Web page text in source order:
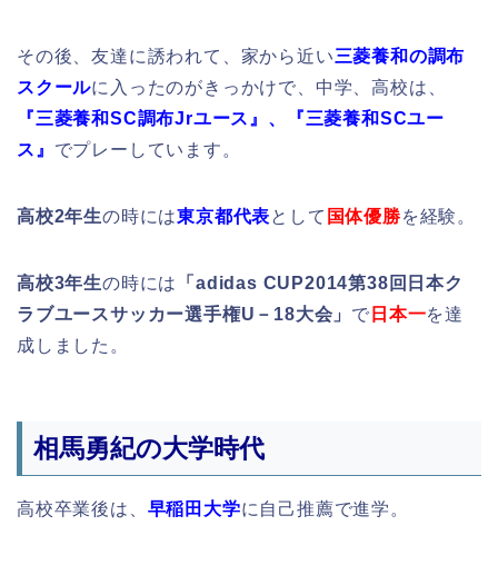
その後、友達に誘われて、家から近い三菱養和の調布
スクールに入ったのがきっかけで、中学、高校は、
『三菱養和SC調布Jrユース』、『三菱養和SCユー
ス』 でプレーしています。
高校2年生の時には東京都代表として 国体優勝を経験。
高校3年生の時には
「adidas CUP2014第38回日本ク
ラブユースサッカー選手権U－18大会」 で 日本一を達
成しました。
相馬勇紀の大学時代
高校卒業後は、 早稲田大学に自己推薦で進学。